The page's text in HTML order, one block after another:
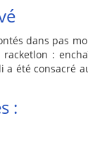
dans pas
:
été consacré
: